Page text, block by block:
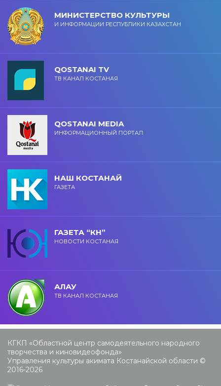
МИНИСТЕРСТВО КУЛЬТУРЫ
И ИНФОРМАЦИИ РЕСПУБЛИКИ КАЗАХСТАН
QOSTANAI TV
ТВ КАНАЛ КОСТАНАЯ
QOSTANAI MEDIA
ИНФОРМАЦИОННЫЙ ПОРТАЛ
НАШ КОСТАНАЙ
ГАЗЕТА
ГАЗЕТА “КН”
НОВОСТИ КОСТАНАЯ
АЛАУ
ТВ КАНАЛ КОСТАНАЯ
КГКП «Областной центр самодеятельного народного
творчества и киновидеофонда»
Управления культуры акимата Костанайской области ©
2016-2026